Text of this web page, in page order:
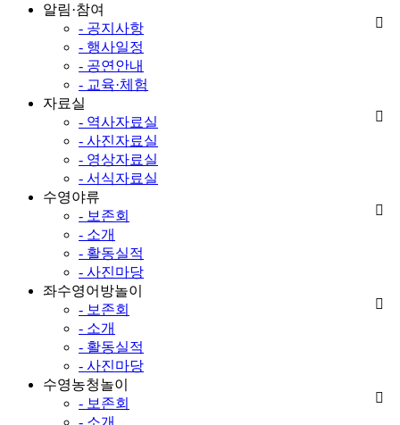
알림·참여
- 공지사항
- 행사일정
- 공연안내
- 교육·체험
자료실
- 역사자료실
- 사진자료실
- 영상자료실
- 서식자료실
수영야류
- 보존회
- 소개
- 활동실적
- 사진마당
좌수영어방놀이
- 보존회
- 소개
- 활동실적
- 사진마당
수영농청놀이
- 보존회
- 소개